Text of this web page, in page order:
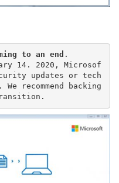
to an end .
14. 2020, Microsof
updates or tech
recommend backing